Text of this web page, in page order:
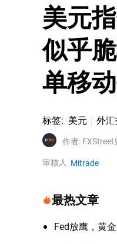
美元
似乎
单移
标签: 美元 外
作者: FXStreet
审核人 Mitrade
最热文章
Fed放鹰，黄